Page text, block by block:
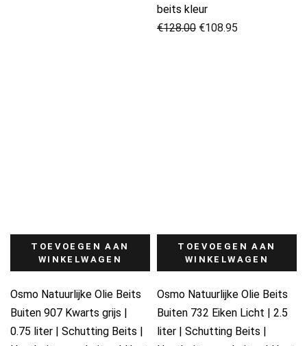
beits kleur
€128.00
Oorspronkelijke
€108.95
Huidige
TOEVOEGEN AAN
WINKELWAGEN
Osmo Natuurlijke Olie Beits
Buiten 907 Kwarts grijs |
0.75 liter | Schutting Beits |
TOEVOEGEN AAN
WINKELWAGEN
Osmo Natuurlijke Olie Beits
Buiten 732 Eiken Licht | 2.5
liter | Schutting Beits |